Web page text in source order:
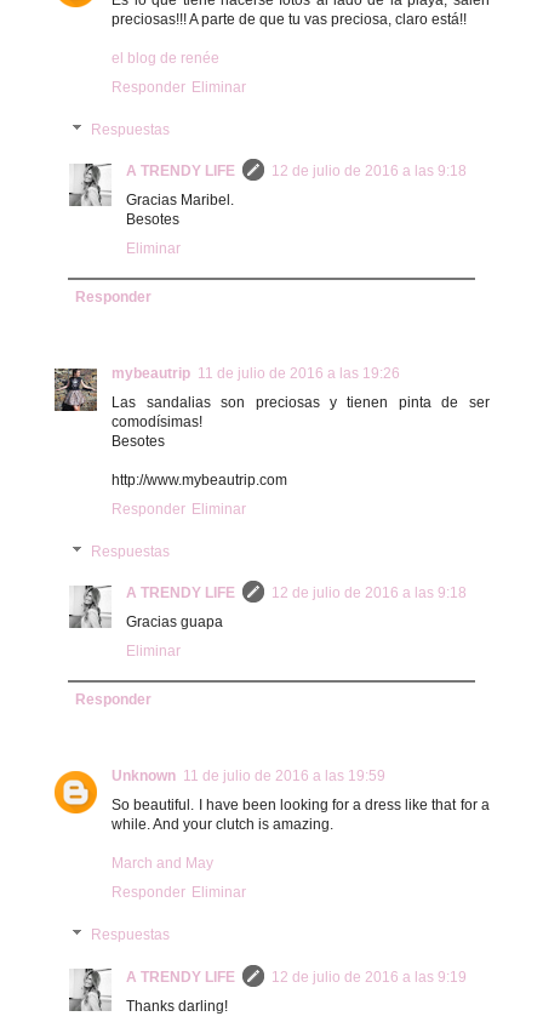
preciosas!!! A parte de que tu vas preciosa, claro está!!
el blog de renée
Responder Eliminar
Respuestas
A TRENDY LIFE
12 de julio de 2016 a las 9:18
Gracias Maribel.
Besotes
Eliminar
Responder
mybeautrip 11 de julio de 2016 a las 19:26
Las sandalias son preciosas y tienen pinta de ser
comodísimas!
Besotes
http://www.mybeautrip.com
Responder Eliminar
Respuestas
A TRENDY LIFE
12 de julio de 2016 a las 9:18
Gracias guapa
Eliminar
Responder
Unknown 11 de julio de 2016 a las 19:59
So beautiful. I have been looking for a dress like that for a
while. And your clutch is amazing.
March and May
Responder Eliminar
Respuestas
A TRENDY LIFE
12 de julio de 2016 a las 9:19
Thanks darling!